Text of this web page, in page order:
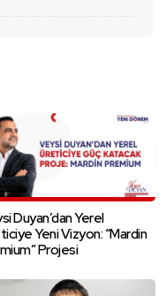
Duyan’dan Yerel
Yeni Vizyon: “Mardin
Projesi